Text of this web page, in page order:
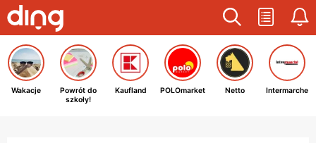
Wakacje
Powrót do
szkoły!
Kaufland POLOmarket Netto Intermarche